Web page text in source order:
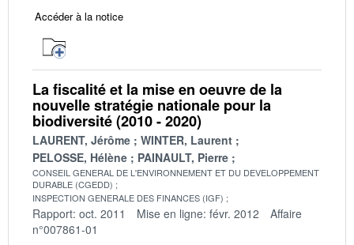
Accéder à la notice
La fiscalité et la mise en oeuvre de la
nouvelle stratégie nationale pour la
biodiversité (2010 - 2020)
LAURENT, Jérôme
WINTER, Laurent
PELOSSE, Hélène
PAINAULT, Pierre
CONSEIL GENERAL DE L'ENVIRONNEMENT ET DU DEVELOPPEMENT
DURABLE (CGEDD)
INSPECTION GENERALE DES FINANCES (IGF)
Rapport: oct. 2011 Mise en ligne: févr. 2012
Affaire
n°007861-01